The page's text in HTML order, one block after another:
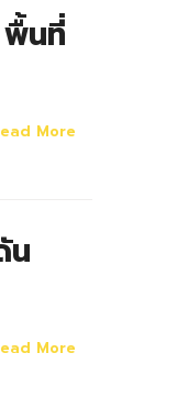
นที่
More
น
More